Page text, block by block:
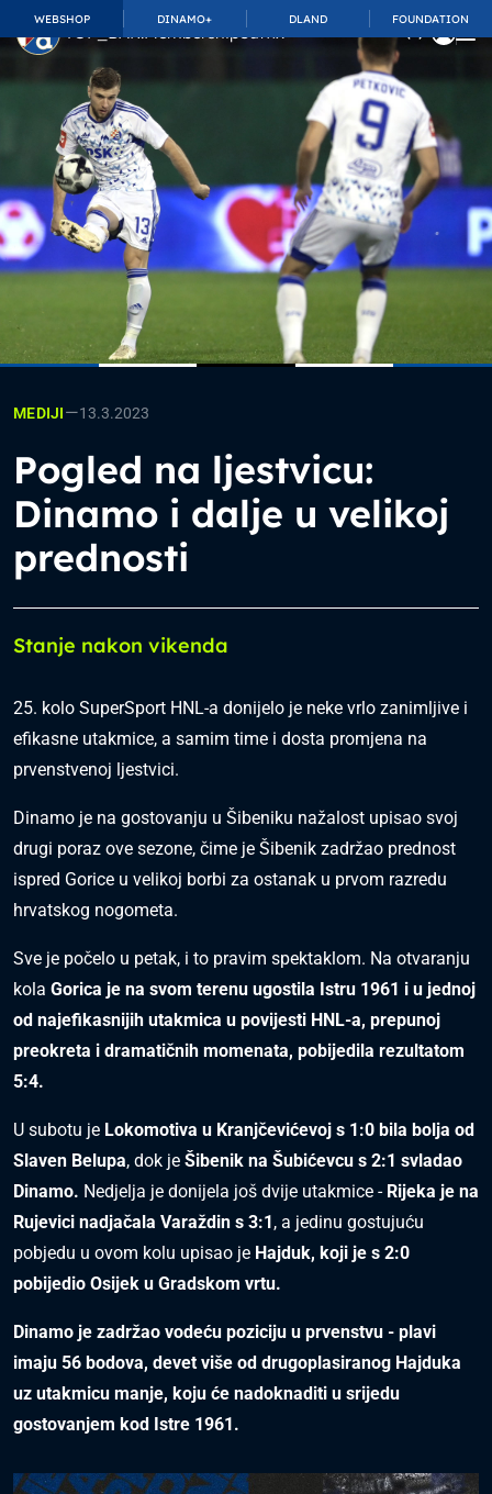
WEBSHOP DINAMO+ DLAND FOUNDATION
TOP_BAR.MembershipSuffix
MEDIJI—13.3.2023
Pogled na ljestvicu:
Dinamo i dalje u velikoj
prednosti
Stanje nakon vikenda
25. kolo SuperSport HNL-a donijelo je neke vrlo zanimljive i
efikasne utakmice, a samim time i dosta promjena na
prvenstvenoj ljestvici.
Dinamo je na gostovanju u Šibeniku nažalost upisao svoj
drugi poraz ove sezone, čime je Šibenik zadržao prednost
ispred Gorice u velikoj borbi za ostanak u prvom razredu
hrvatskog nogometa.
Sve je počelo u petak, i to pravim spektaklom. Na otvaranju
kola Gorica je na svom terenu ugostila Istru 1961 i u jednoj
od najefikasnijih utakmica u povijesti HNL-a, prepunoj
preokreta i dramatičnih momenata, pobijedila rezultatom
5:4.
U subotu je Lokomotiva u Kranjčevićevoj s 1:0 bila bolja od
Slaven Belupa, dok je Šibenik na Šubićevcu s 2:1 svladao
Dinamo. Nedjelja je donijela još dvije utakmice - Rijeka je na
Rujevici nadjačala Varaždin s 3:1, a jedinu gostujuću
pobjedu u ovom kolu upisao je Hajduk, koji je s 2:0
pobijedio Osijek u Gradskom vrtu.
Dinamo je zadržao vodeću poziciju u prvenstvu - plavi
imaju 56 bodova, devet više od drugoplasiranog Hajduka
uz utakmicu manje, koju će nadoknaditi u srijedu
gostovanjem kod Istre 1961.